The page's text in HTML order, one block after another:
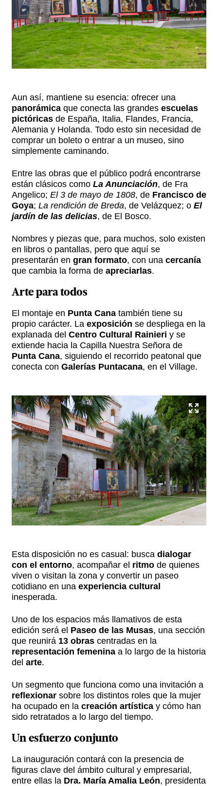
Aun así, mantiene su esencia: ofrecer una
panorámica que conecta las grandes escuelas
pictóricas de España, Italia, Flandes, Francia,
Alemania y Holanda. Todo esto sin necesidad de
comprar un boleto o entrar a un museo, sino
simplemente caminando.
Entre las obras que el público podrá encontrarse
están clásicos como La Anunciación, de Fra
Angelico; El 3 de mayo de 1808, de Francisco de
Goya; La rendición de Breda, de Velázquez; o El
jardín de las delicias, de El Bosco.
Nombres y piezas que, para muchos, solo existen
en libros o pantallas, pero que aquí se
presentarán en gran formato, con una cercanía
que cambia la forma de apreciarlas.
Arte para todos
El montaje en Punta Cana también tiene su
propio carácter. La exposición se despliega en la
explanada del Centro Cultural Rainieri y se
extiende hacia la Capilla Nuestra Señora de
Punta Cana, siguiendo el recorrido peatonal que
conecta con Galerías Puntacana, en el Village.
Esta disposición no es casual: busca dialogar
con el entorno, acompañar el ritmo de quienes
viven o visitan la zona y convertir un paseo
cotidiano en una experiencia cultural
inesperada.
Uno de los espacios más llamativos de esta
edición será el Paseo de las Musas, una sección
que reunirá 13 obras centradas en la
representación femenina a lo largo de la historia
del arte.
Un segmento que funciona como una invitación a
reflexionar sobre los distintos roles que la mujer
ha ocupado en la creación artística y cómo han
sido retratados a lo largo del tiempo.
Un esfuerzo conjunto
La inauguración contará con la presencia de
figuras clave del ámbito cultural y empresarial,
entre ellas la Dra. María Amalia León, presidenta